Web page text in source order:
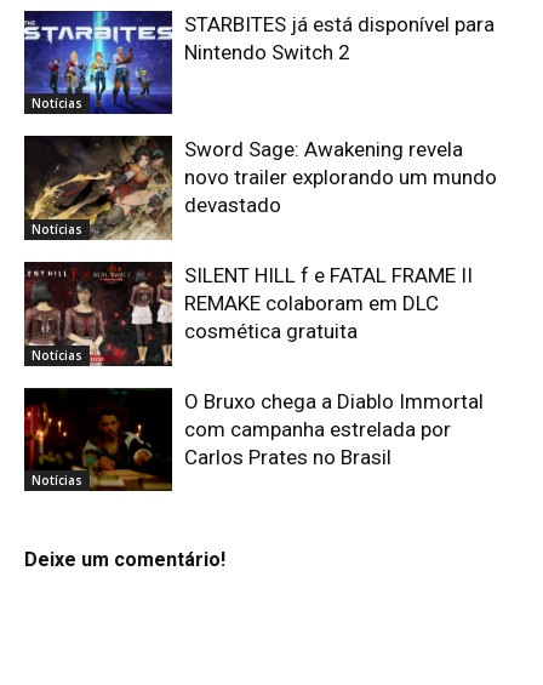
Notícias
STARBITES já está disponível para
Nintendo Switch 2
Notícias
Sword Sage: Awakening revela
novo trailer explorando um mundo
devastado
Notícias
SILENT HILL f e FATAL FRAME II
REMAKE colaboram em DLC
cosmética gratuita
Notícias
O Bruxo chega a Diablo Immortal
com campanha estrelada por
Carlos Prates no Brasil
Deixe um comentário!